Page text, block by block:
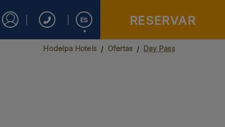
Iniciar sesión en Star Traveler o Corporate
ES
English
RESERVAR
Hodelpa Hotels Ofertas Day Pass